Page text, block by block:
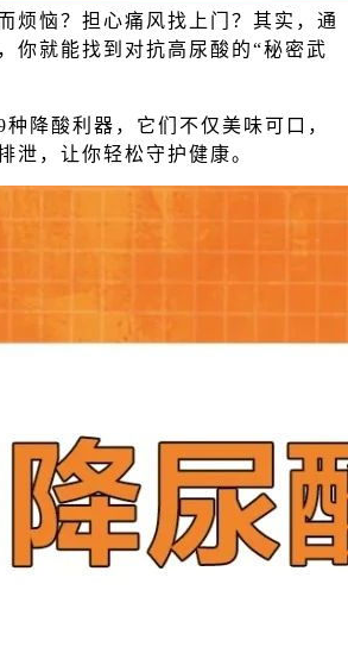
烦恼？ 担心痛风找上门？ 其实，通
你就能找到对抗高尿酸的“秘密武
降酸利器，它们不仅美味可口，
泄，让你轻松守护健康。